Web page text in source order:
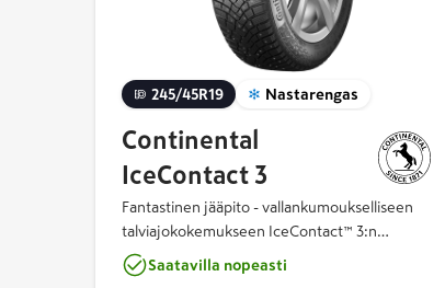
245/45R19 Nastarengas
Continental
IceContact 3
Fantastinen jääpito - vallankumoukselliseen
talviajokokemukseen IceContact™ 3:n
ainutlaatuinen nastakonsepti tuo uuden
ulottuvuuden talviajoon. Kahden nastatyypin
Saatavilla nopeasti